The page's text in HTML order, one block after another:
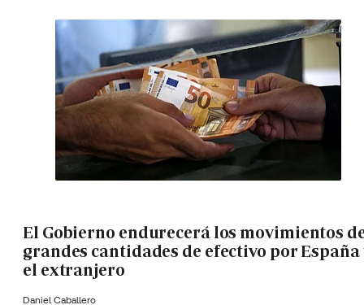
El Gobierno endurecerá los movimientos
grandes cantidades de efectivo por España
el extranjero
Daniel Caballero